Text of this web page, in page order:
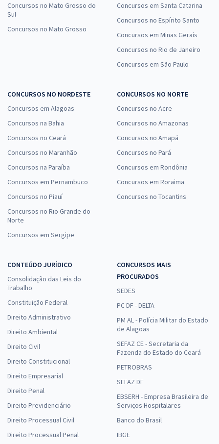
Concursos no Mato Grosso do
Sul
Concursos no Mato Grosso
Concursos em Santa Catarina
Concursos no Espírito Santo
Concursos em Minas Gerais
Concursos no Rio de Janeiro
Concursos em São Paulo
CONCURSOS NO NORDESTE
Concursos em Alagoas
Concursos na Bahia
Concursos no Ceará
Concursos no Maranhão
Concursos na Paraíba
Concursos em Pernambuco
Concursos no Piauí
Concursos no Rio Grande do
Norte
Concursos em Sergipe
CONCURSOS NO NORTE
Concursos no Acre
Concursos no Amazonas
Concursos no Amapá
Concursos no Pará
Concursos em Rondônia
Concursos em Roraima
Concursos no Tocantins
CONTEÚDO JURÍDICO
Consolidação das Leis do
Trabalho
Constituição Federal
Direito Administrativo
Direito Ambiental
Direito Civil
Direito Constitucional
Direito Empresarial
Direito Penal
Direito Previdenciário
Direito Processual Civil
Direito Processual Penal
CONCURSOS MAIS
PROCURADOS
SEDES
PC DF - DELTA
PM AL - Polícia Militar do Estado
de Alagoas
SEFAZ CE - Secretaria da
Fazenda do Estado do Ceará
PETROBRAS
SEFAZ DF
EBSERH - Empresa Brasileira de
Serviços Hospitalares
Banco do Brasil
IBGE